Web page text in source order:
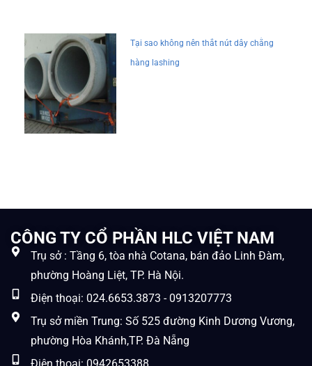
Tại sao không nên thắt nút dây chằng
hàng lashing
CÔNG TY CỔ PHẦN HLC VIỆT NAM
Trụ sở : Tầng 6, tòa nhà Cotana, bán đảo Linh Đàm,
phường Hoàng Liệt, TP. Hà Nội.
Điện thoại: 024.6653.3873 - 0913207773
Trụ sở miền Trung: Số 525 đường Kinh Dương Vương,
phường Hòa Khánh,TP. Đà Nẵng